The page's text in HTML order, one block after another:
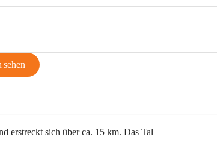
sehen
erstreckt sich über ca. 15 km. Das Tal